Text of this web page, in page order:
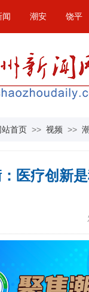
闻 潮安 饶平
站首页 >> 视频 >>
：医疗创新